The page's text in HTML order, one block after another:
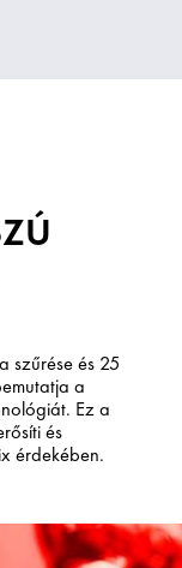
szűrése és 25
a
Ez a
és
érdekében.